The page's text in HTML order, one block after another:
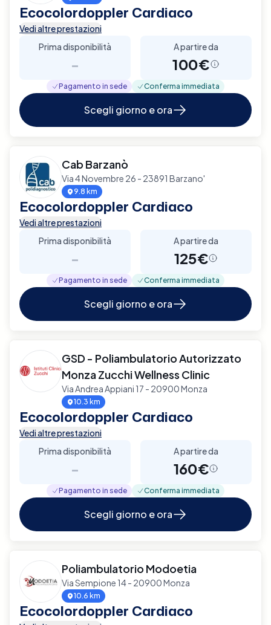
Ecocolordoppler Cardiaco
Vedi altre prestazioni
Prima disponibilità
-
A partire da
100€
Pagamento in sede Conferma immediata
Scegli giorno e ora
Cab Barzanò
Via 4 Novembre 26 - 23891 Barzano'
9.8 km
Ecocolordoppler Cardiaco
Vedi altre prestazioni
Prima disponibilità
-
A partire da
125€
Pagamento in sede Conferma immediata
Scegli giorno e ora
GSD - Poliambulatorio Autorizzato
Monza Zucchi Wellness Clinic
Via Andrea Appiani 17 - 20900 Monza
10.3 km
Ecocolordoppler Cardiaco
Vedi altre prestazioni
Prima disponibilità
-
A partire da
160€
Pagamento in sede Conferma immediata
Scegli giorno e ora
Poliambulatorio Modoetia
Via Sempione 14 - 20900 Monza
10.6 km
Ecocolordoppler Cardiaco